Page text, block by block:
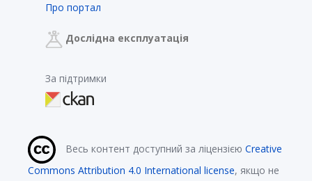
Про портал
Дослідна експлуатація
За підтримки
Весь контент доступний за ліцензією Creative
Commons Attribution 4.0 International license, якщо не